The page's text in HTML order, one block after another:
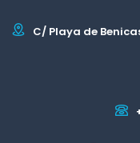
C/ Playa de